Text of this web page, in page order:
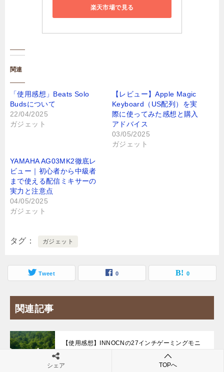
楽天市場で見る
関連
​「使用感想」Beats Solo
Budsについて
22/04/2025
ガジェット
【レビュー】Apple Magic
Keyboard（US配列）を実
際に使ってみた感想と購入
アドバイス
03/05/2025
ガジェット
YAMAHA AG03MK2徹底レ
ビュー｜初心者から中級者
まで使える配信ミキサーの
実力と注意点
04/05/2025
ガジェット
タグ ガジェット
Tweet 0 0
関連記事
​【使用感想】INNOCNの27インチゲーミングモニ
シェア
TOPへ